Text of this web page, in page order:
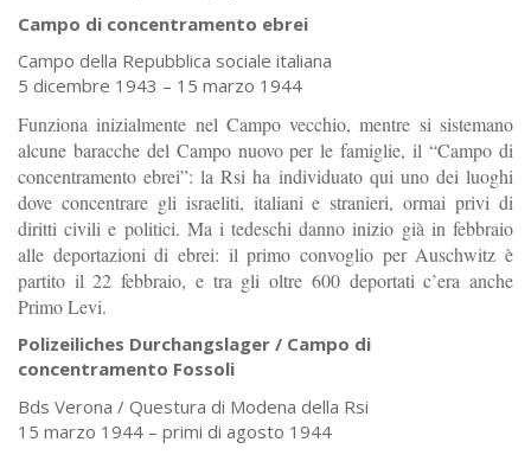
Campo di concentramento ebrei
Campo della Repubblica sociale italiana
5 dicembre 1943 – 15 marzo 1944
Funziona inizialmente nel Campo vecchio, mentre si sistemano
alcune baracche del Campo nuovo per le famiglie, il “Campo di
concentramento ebrei”: la Rsi ha individuato qui uno dei luoghi
dove concentrare gli israeliti, italiani e stranieri, ormai privi di
diritti civili e politici. Ma i tedeschi danno inizio già in febbraio
alle deportazioni di ebrei: il primo convoglio per Auschwitz è
partito il 22 febbraio, e tra gli oltre 600 deportati c’era anche
Primo Levi.
Polizeiliches Durchangslager / Campo di
concentramento Fossoli
Bds Verona / Questura di Modena della Rsi
15 marzo 1944 – primi di agosto 1944